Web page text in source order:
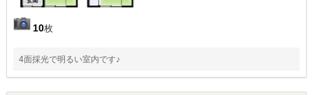
10枚
4面採光で明るい室内です♪